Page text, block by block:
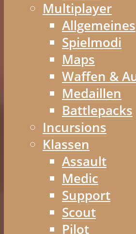
Multiplayer
Allgemeines
Spielmodi
Maps
Waffen &
Medaillen
Battlepacks
Incursions
Klassen
Assault
Medic
Support
Scout
Pilot